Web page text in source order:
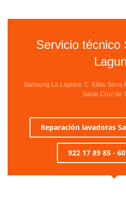
Servicio técnico
Samsung La Laguna: C. Elías Serra
Santa Cruz de
Reparación lavadoras
922 17 89 85 -